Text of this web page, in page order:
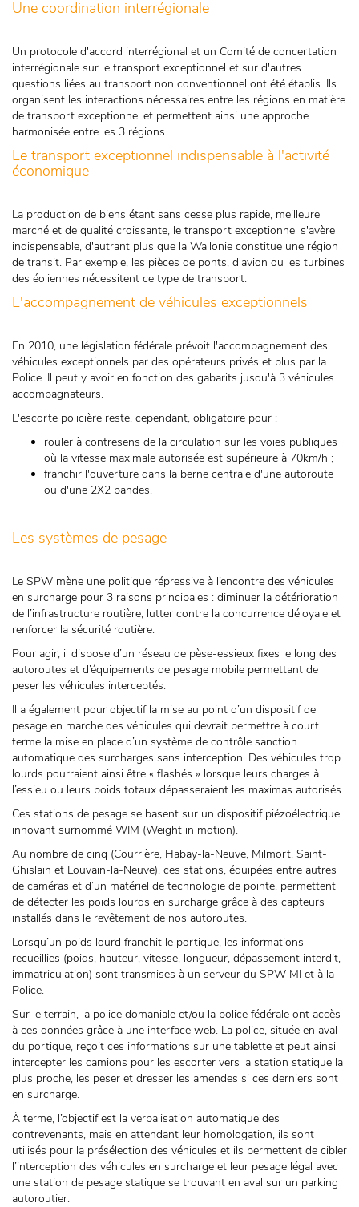
Une coordination interrégionale
Un protocole d'accord interrégional et un Comité de concertation
interrégionale sur le transport exceptionnel et sur d'autres
questions liées au transport non conventionnel ont été établis. Ils
organisent les interactions nécessaires entre les régions en matière
de transport exceptionnel et permettent ainsi une approche
harmonisée entre les 3 régions.
Le transport exceptionnel indispensable à l'activité
économique
La production de biens étant sans cesse plus rapide, meilleure
marché et de qualité croissante, le transport exceptionnel s'avère
indispensable, d'autrant plus que la Wallonie constitue une région
de transit. Par exemple, les pièces de ponts, d'avion ou les turbines
des éoliennes nécessitent ce type de transport.
L'accompagnement de véhicules exceptionnels
En 2010, une législation fédérale prévoit l'accompagnement des
véhicules exceptionnels par des opérateurs privés et plus par la
Police. Il peut y avoir en fonction des gabarits jusqu'à 3 véhicules
accompagnateurs.
L'escorte policière reste, cependant, obligatoire pour :
rouler à contresens de la circulation sur les voies publiques
où la vitesse maximale autorisée est supérieure à 70km/h ;
franchir l'ouverture dans la berne centrale d'une autoroute
ou d'une 2X2 bandes.
Les systèmes de pesage
Le SPW mène une politique répressive à l’encontre des véhicules
en surcharge pour 3 raisons principales : diminuer la détérioration
de l’infrastructure routière, lutter contre la concurrence déloyale et
renforcer la sécurité routière.
Pour agir, il dispose d’un réseau de pèse-essieux fixes le long des
autoroutes et d’équipements de pesage mobile permettant de
peser les véhicules interceptés.
Il a également pour objectif la mise au point d’un dispositif de
pesage en marche des véhicules qui devrait permettre à court
terme la mise en place d’un système de contrôle sanction
automatique des surcharges sans interception. Des véhicules trop
lourds pourraient ainsi être « flashés » lorsque leurs charges à
l’essieu ou leurs poids totaux dépasseraient les maximas autorisés.
Ces stations de pesage se basent sur un dispositif piézoélectrique
innovant surnommé WIM (Weight in motion).
Au nombre de cinq (Courrière, Habay-la-Neuve, Milmort, Saint-
Ghislain et Louvain-la-Neuve), ces stations, équipées entre autres
de caméras et d’un matériel de technologie de pointe, permettent
de détecter les poids lourds en surcharge grâce à des capteurs
installés dans le revêtement de nos autoroutes.
Lorsqu’un poids lourd franchit le portique, les informations
recueillies (poids, hauteur, vitesse, longueur, dépassement interdit,
immatriculation) sont transmises à un serveur du SPW MI et à la
Police.
Sur le terrain, la police domaniale et/ou la police fédérale ont accès
à ces données grâce à une interface web. La police, située en aval
du portique, reçoit ces informations sur une tablette et peut ainsi
intercepter les camions pour les escorter vers la station statique la
plus proche, les peser et dresser les amendes si ces derniers sont
en surcharge.
À terme, l’objectif est la verbalisation automatique des
contrevenants, mais en attendant leur homologation, ils sont
utilisés pour la présélection des véhicules et ils permettent de cibler
l’interception des véhicules en surcharge et leur pesage légal avec
une station de pesage statique se trouvant en aval sur un parking
autoroutier.